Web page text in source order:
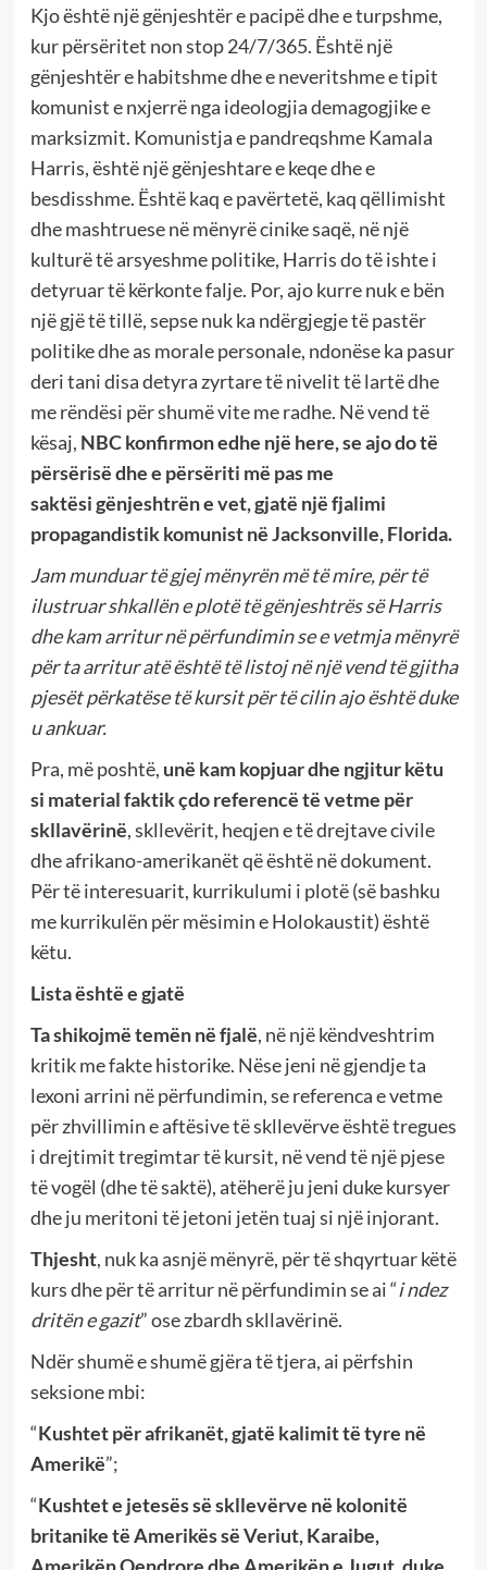
Kjo është një gënjeshtër e pacipë dhe e turpshme,
kur përsëritet non stop 24/7/365. Është një
gënjeshtër e habitshme dhe e neveritshme e tipit
komunist e nxjerrë nga ideologjia demagogjike e
marksizmit. Komunistja e pandreqshme Kamala
Harris, është një gënjeshtare e keqe dhe e
besdisshme. Është kaq e pavërtetë, kaq qëllimisht
dhe mashtruese në mënyrë cinike saqë, në një
kulturë të arsyeshme politike, Harris do të ishte i
detyruar të kërkonte falje. Por, ajo kurre nuk e bën
një gjë të tillë, sepse nuk ka ndërgjegje të pastër
politike dhe as morale personale, ndonëse ka pasur
deri tani disa detyra zyrtare të nivelit të lartë dhe
me rëndësi për shumë vite me radhe. Në vend të
kësaj, NBC konfirmon edhe një here,se ajo do të
përsërisë dhe e përsëriti më pas me
saktësigënjeshtrën e vet, gjatë një fjalimi
propagandistik komunist në Jacksonville, Florida.
Jam munduar të gjej mënyrën më të mire, për të
ilustruar shkallën e plotë të gënjeshtrës së Harris
dhe kam arritur në përfundimin se e vetmja mënyrë
për ta arritur atë është të listoj në një vend të gjitha
pjesët përkatëse të kursit për të cilin ajo është duke
u ankuar.
Pra, më poshtë, unë kam kopjuar dhe ngjitur këtu
si material faktik çdo referencë të vetme për
skllavërinë, skllevërit, heqjen e të drejtave civile
dhe afrikano-amerikanët që është në dokument.
Për të interesuarit, kurrikulumi i plotë (së bashku
me kurrikulën për mësimin e Holokaustit) është
këtu.
Lista është e gjatë
Ta shikojmë temën në fjalë, në një këndveshtrim
kritik me fakte historike. Nëse jeni në gjendje ta
lexoni arrini në përfundimin, se referenca e vetme
për zhvillimin e aftësive të skllevërve është tregues
i drejtimit tregimtar të kursit, në vend të një pjese
të vogël (dhe të saktë), atëherë ju jeni duke kursyer
dhe ju meritoni të jetoni jetën tuaj si një injorant.
Thjesht, nuk ka asnjë mënyrë, për të shqyrtuar këtë
kurs dhe për të arritur në përfundimin se ai “i ndez
dritën e gazit” ose zbardh skllavërinë.
Ndër shumë e shumë gjëra të tjera, ai përfshin
seksione mbi:
“Kushtet për afrikanët, gjatë kalimit të tyre në
Amerikë”;
“Kushtet e jetesës së skllevërve në kolonitë
britanike të Amerikës së Veriut, Karaibe,
Amerikën Qendrore dhe Amerikën e Jugut, duke